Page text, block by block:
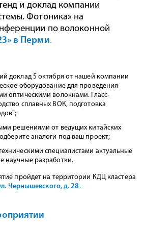
и доклад компании
Фотоника» на
по волоконной
в Перми.
доклад 5 октября от нашей компании
оборудование для проведения
оптическими волокнами. Гласс-
сплавных ВОК, подготовка
решениями от ведущих китайских
аналоги под ваш проект;
специалистами актуальные
научные разработки.
пройдет на территории КДЦ кластера
Чернышевского, д. 28.